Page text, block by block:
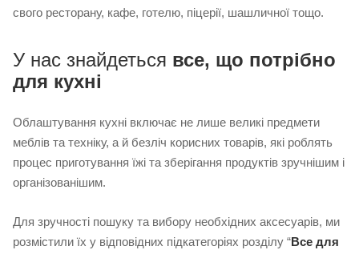
свого ресторану, кафе, готелю, піцерії, шашличної тощо.
У нас знайдеться все, що потрібно
для кухні
Облаштування кухні включає не лише великі предмети
меблів та техніку, а й безліч корисних товарів, які роблять
процес приготування їжі та зберігання продуктів зручнішим і
організованішим.
Для зручності пошуку та вибору необхідних аксесуарів, ми
розмістили їх у відповідних підкатегоріях розділу “Все для